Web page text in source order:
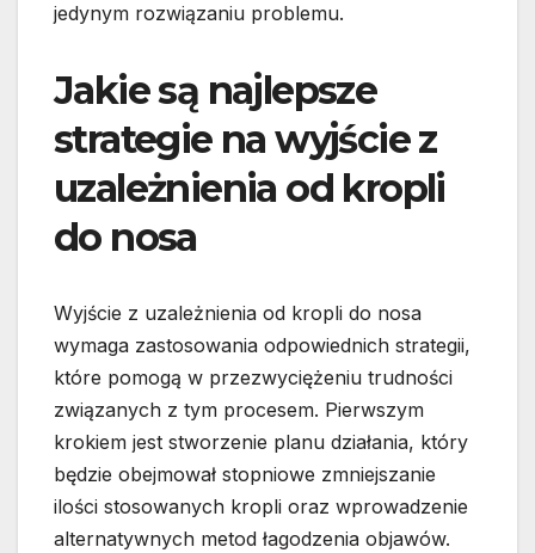
jedynym rozwiązaniu problemu.
Jakie są najlepsze
strategie na wyjście z
uzależnienia od kropli
do nosa
Wyjście z uzależnienia od kropli do nosa
wymaga zastosowania odpowiednich strategii,
które pomogą w przezwyciężeniu trudności
związanych z tym procesem. Pierwszym
krokiem jest stworzenie planu działania, który
będzie obejmował stopniowe zmniejszanie
ilości stosowanych kropli oraz wprowadzenie
alternatywnych metod łagodzenia objawów.